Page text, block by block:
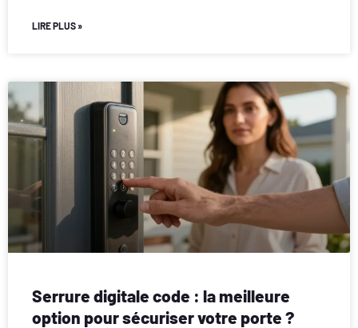
LIRE PLUS »
Serrure digitale code : la meilleure
option pour sécuriser votre porte ?